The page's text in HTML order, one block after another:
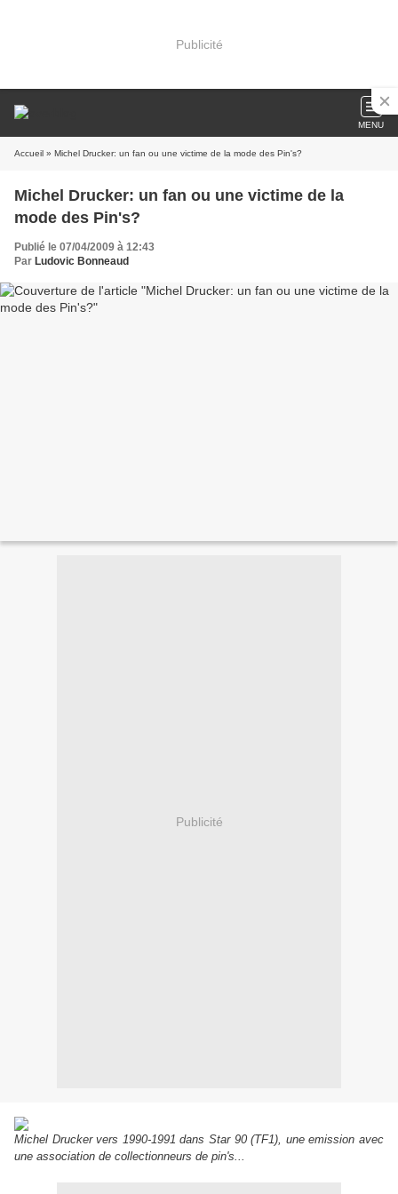
Publicité
MENU
Accueil » Michel Drucker: un fan ou une victime de la mode des Pin's?
Michel Drucker: un fan ou une victime de la
mode des Pin's?
Publié le 07/04/2009 à 12:43
Par Ludovic Bonneaud
Publicité
Michel Drucker vers 1990-1991 dans Star 90 (TF1), une emission avec
une association de collectionneurs de pin's...